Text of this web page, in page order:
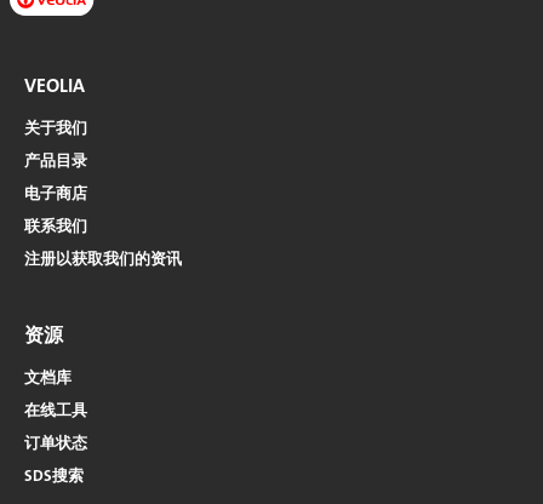
VEOLIA
关于我们
产品目录
电子商店​​​​​​​
联系我们
注册以获取我们的资讯
资源
文档库
在线工具
订单状态
SDS搜索